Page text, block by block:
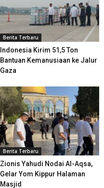
Berita Terbaru
Indonesia Kirim 51,5 Ton
Bantuan Kemanusiaan ke Jalur
Gaza
Berita Terbaru
Zionis Yahudi Nodai Al-Aqsa,
Gelar Yom Kippur Halaman
Masjid